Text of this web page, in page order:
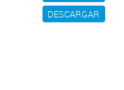
DESCARGAR